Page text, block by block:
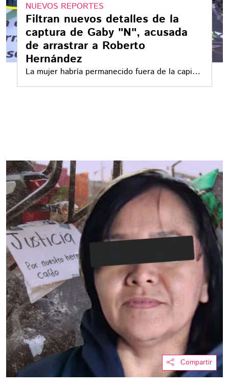
NUEVOS REPORTES
Filtran nuevos detalles de la
captura de Gaby "N", acusada
de arrastrar a Roberto
Hernández
La mujer habría permanecido fuera de la capital
durante varias semanas y fue localizada en el
Compartir